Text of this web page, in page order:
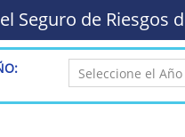
Seguro de Riesgos